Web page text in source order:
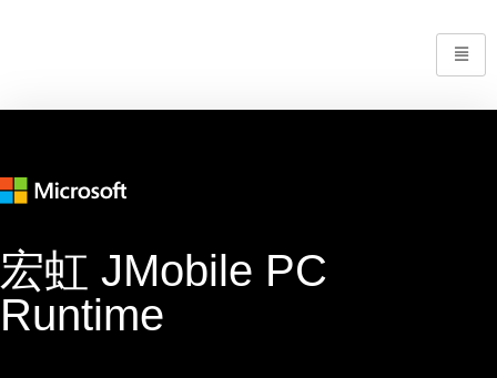
宏虹 JMobile PC
Runtime